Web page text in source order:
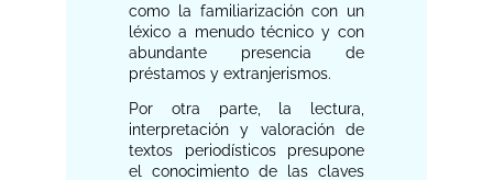
como la familiarización con un
léxico a menudo técnico y con
abundante presencia de
préstamos y extranjerismos.
Por otra parte, la lectura,
interpretación y valoración de
textos periodísticos presupone
el conocimiento de las claves